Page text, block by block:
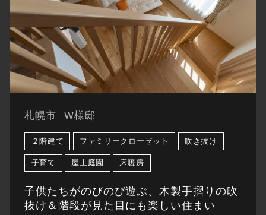
札幌市 W様邸
２階建て ファミリークローゼット 吹き抜け
子育て 屋上庭園 床暖房
子供たちがのびのび遊ぶ、木製手摺りの吹
抜け＆階段が見た目にも楽しい住まい